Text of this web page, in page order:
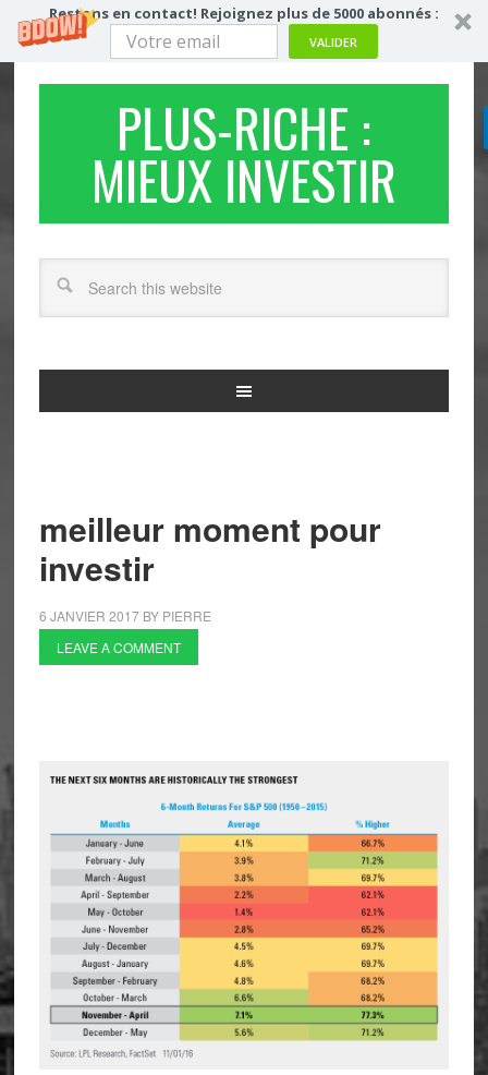
Restons en contact! Rejoignez plus de 5000 abonnés :
VALIDER
PLUS-RICHE :
MIEUX INVESTIR
meilleur moment pour
investir
6 JANVIER 2017BY PIERRE
LEAVE A COMMENT